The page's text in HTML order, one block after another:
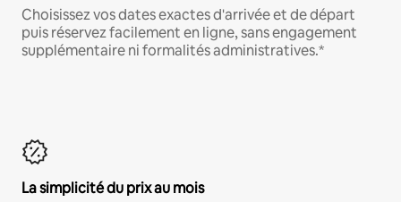
Choisissez vos dates exactes d'arrivée et de départ
puis réservez facilement en ligne, sans engagement
supplémentaire ni formalités administratives.*
La simplicité du prix au mois